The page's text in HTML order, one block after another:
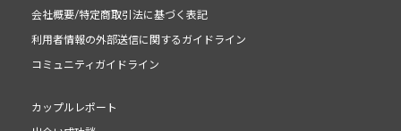
会社概要/特定商取引法に基づく表記
利用者情報の外部送信に関するガイドライン
コミュニティガイドライン
カップルレポート